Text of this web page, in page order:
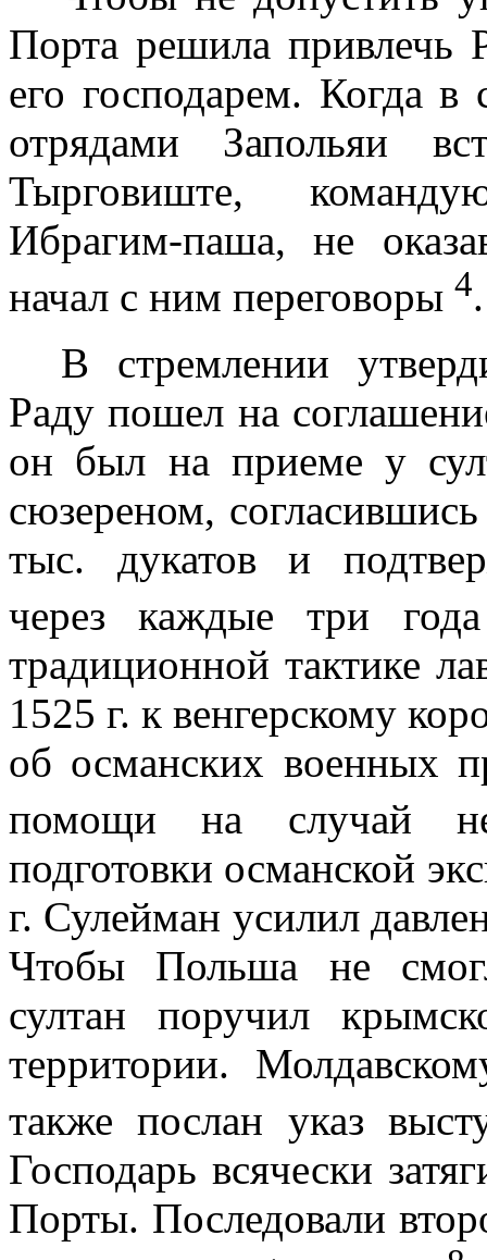
Порта решила привлечь
его господарем. Когда в
отрядами Запольяи
Тырговиште,
Ибрагим-паша, не
начал с ним переговоры 4.
В стремлении
Раду пошел на
он был на приеме у
сюзереном,
тыс. дукатов и
через каждые три
традицион­ной тактике
1525 г. к венгерско­му
об османских военных
помощи на случай
подготовки османской
г. Сулейман усилил
Чтобы Польша не
султан пору­чил
территории.
также послан указ
Господарь всячески
Порты. Последовали